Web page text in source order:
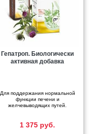
Гепатроп. Биологически
активная добавка
Для поддержания нормальной
функции печени и
желчевыводящих путей.
1 375 руб.